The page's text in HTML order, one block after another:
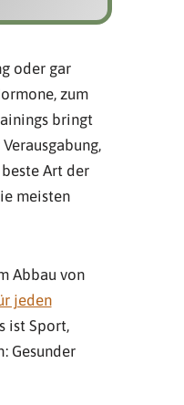
oder gar
zum
bringt
Art der
meisten
Abbau von
jeden
ist Sport,
Gesunder